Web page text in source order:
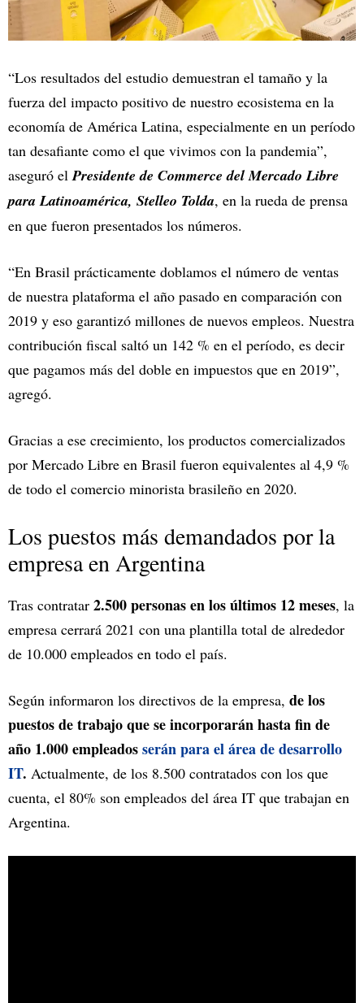
“Los resultados del estudio demuestran el tamaño y la
fuerza del impacto positivo de nuestro ecosistema en la
economía de América Latina, especialmente en un período
tan desafiante como el que vivimos con la pandemia”,
aseguró elPresidente de Commerce del Mercado Libre
para Latinoamérica, Stelleo Tolda, en la rueda de prensa
en que fueron presentados los números.
“En Brasil prácticamente doblamos el número de ventas
de nuestra plataforma el año pasado en comparación con
2019 y eso garantizó millones de nuevos empleos. Nuestra
contribución fiscal saltó un 142 % en el período, es decir
que pagamos más del doble en impuestos que en 2019”,
agregó.
Gracias a ese crecimiento, los productos comercializados
por Mercado Libre en Brasil fueron equivalentes al 4,9 %
de todo el comercio minorista brasileño en 2020.
Los puestos más demandados por la
empresa en Argentina
Tras contratar 2.500 personas en los últimos 12 meses, la
empresa cerrará 2021 con una plantilla total de alrededor
de 10.000 empleados en todo el país.
Según informaron los directivos de la empresa, de los
puestos de trabajo que se incorporarán hasta fin de
año 1.000 empleadosserán para el área de desarrollo
IT. Actualmente, de los 8.500 contratados con los que
cuenta, el 80% son empleados del área IT que trabajan en
Argentina.